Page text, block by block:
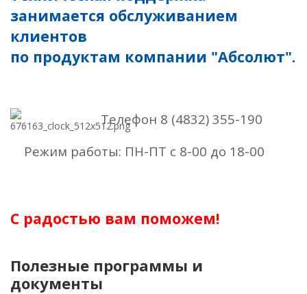
занимается обслуживанием
клиентов
по продуктам компании "Абсолют".
Телефон 8 (4832) 355-190
Режим работы: ПН-ПТ с 8-00 до 18-00
С радостью вам поможем!
Полезные программы и
документы